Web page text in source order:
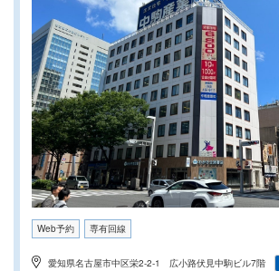
Web予約 専有回線
愛知県名古屋市中区栄2-2-1 広小路伏見中駒ビル7階